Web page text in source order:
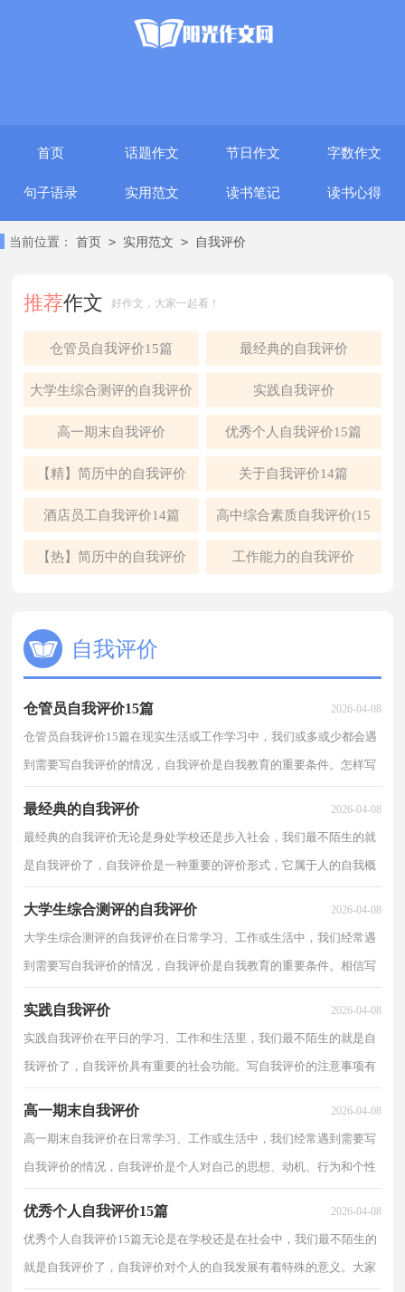
首页 话题作文 节日作文 字数作文
句子语录 实用范文 读书笔记 读书心得
当前位置： 首页 > 实用范文 > 自我评价
推荐作文 好作文，大家一起看！
仓管员自我评价15篇 最经典的自我评价
大学生综合测评的自我评价 实践自我评价
高一期末自我评价 优秀个人自我评价15篇
【精】简历中的自我评价 关于自我评价14篇
酒店员工自我评价14篇 高中综合素质自我评价(15
篇)
【热】简历中的自我评价 工作能力的自我评价
自我评价
仓管员自我评价15篇 2026-04-08
仓管员自我评价15篇在现实生活或工作学习中，我们或多或少都会遇
到需要写自我评价的情况，自我评价是自我教育的重要条件。怎样写
最经典的自我评价 2026-04-08
最经典的自我评价无论是身处学校还是步入社会，我们最不陌生的就
是自我评价了，自我评价是一种重要的评价形式，它属于人的自我概
大学生综合测评的自我评价 2026-04-08
大学生综合测评的自我评价在日常学习、工作或生活中，我们经常遇
到需要写自我评价的情况，自我评价是自我教育的重要条件。相信写
实践自我评价 2026-04-08
实践自我评价在平日的学习、工作和生活里，我们最不陌生的就是自
我评价了，自我评价具有重要的社会功能。写自我评价的注意事项有
高一期末自我评价 2026-04-08
高一期末自我评价在日常学习、工作或生活中，我们经常遇到需要写
自我评价的情况，自我评价是个人对自己的思想、动机、行为和个性
优秀个人自我评价15篇 2026-04-08
优秀个人自我评价15篇无论是在学校还是在社会中，我们最不陌生的
就是自我评价了，自我评价对个人的自我发展有着特殊的意义。大家